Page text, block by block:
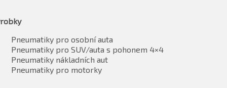
Pneumatiky pro osobní auta
Pneumatiky pro SUV/auta s pohonem 4×4
Pneumatiky nákladních aut
Pneumatiky pro motorky